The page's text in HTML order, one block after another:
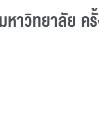
าวิทยาลัย ค